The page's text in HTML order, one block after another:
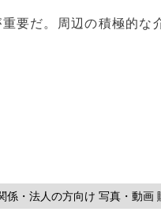
要だ。周辺の積極的な
係・法人の方向け 写真・動画